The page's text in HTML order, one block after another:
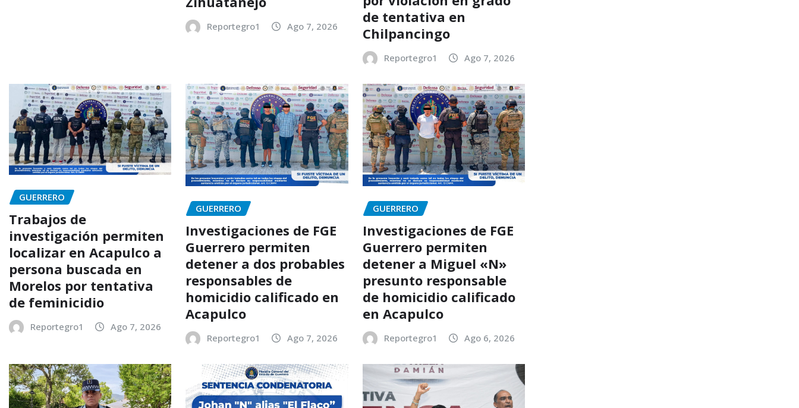
Reportegro1 Ago 7, 2026
de tentativa en
Chilpancingo
Reportegro1 Ago 7, 2026
GUERRERO
Trabajos de
investigación permiten
localizar en Acapulco a
persona buscada en
Morelos por tentativa
de feminicidio
Reportegro1 Ago 7, 2026
GUERRERO
Investigaciones de FGE
Guerrero permiten
detener a dos probables
responsables de
homicidio calificado en
Acapulco
Reportegro1 Ago 7, 2026
GUERRERO
Investigaciones de FGE
Guerrero permiten
detener a Miguel «N»
presunto responsable
de homicidio calificado
en Acapulco
Reportegro1 Ago 6, 2026